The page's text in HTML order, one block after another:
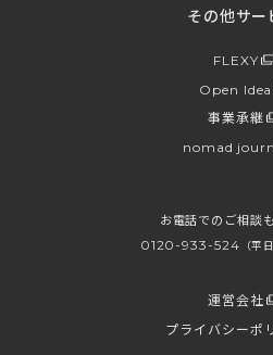
その他サー
FLEXY
Open Idea
事業承継
nomad
お電話でのご相談
0120-933-524 （平
運営会社
プライバシーポ